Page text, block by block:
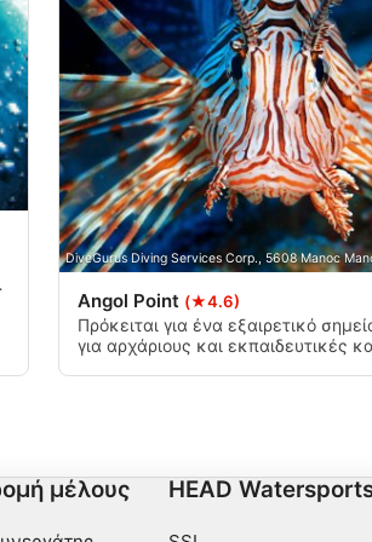
DiveGurus Diving Services Corp., 5608 Manoc
Angol Point (★4.6)
Πρόκειται για ένα εξαιρετικό
για αρχάριους και εκπαιδευτικές
μέλους HEAD
δεδομένων από